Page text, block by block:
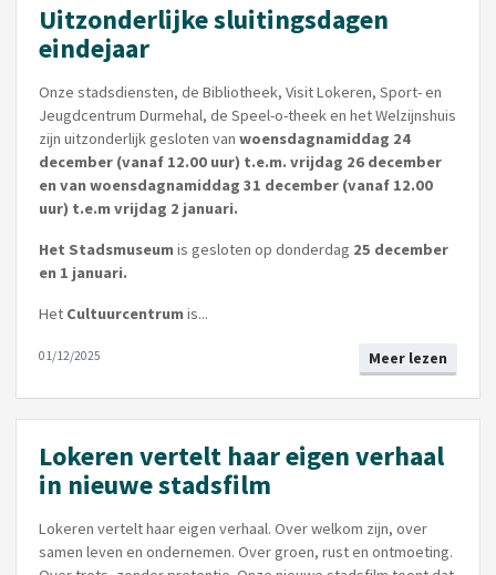
Uitzonderlijke sluitingsdagen
eindejaar
Onze stadsdiensten, de Bibliotheek, Visit Lokeren, Sport- en
Jeugdcentrum Durmehal, de Speel-o-theek en het Welzijnshuis
zijn uitzonderlijk gesloten van woensdagnamiddag 24
december (vanaf 12.00 uur) t.e.m. vrijdag 26 december
en van woensdagnamiddag 31 december (vanaf 12.00
uur) t.e.m vrijdag 2 januari.
Het Stadsmuseumis gesloten op donderdag 25 december
en 1 januari.
Het Cultuurcentrumis...
Meer lezen
01/12/2025
Lokeren vertelt haar eigen verhaal
in nieuwe stadsfilm
Lokeren vertelt haar eigen verhaal. Over welkom zijn, over
samen leven en ondernemen. Over groen, rust en ontmoeting.